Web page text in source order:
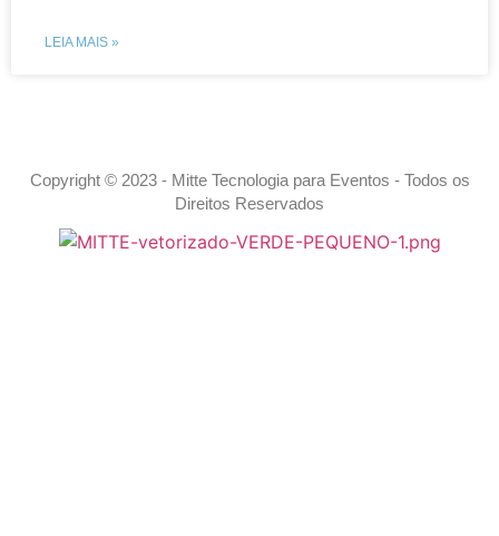
LEIA MAIS »
Copyright © 2023 - Mitte Tecnologia para Eventos - Todos os
Direitos Reservados